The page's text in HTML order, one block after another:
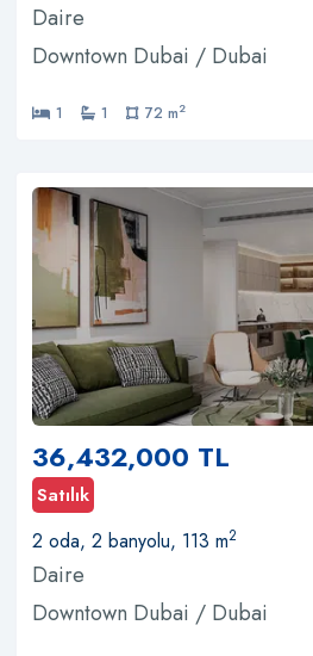
Daire
Downtown Dubai / Dubai
1 1 72 m2
36,432,000 TL
Satılık
2 oda, 2 banyolu, 113 m2
Daire
Downtown Dubai / Dubai